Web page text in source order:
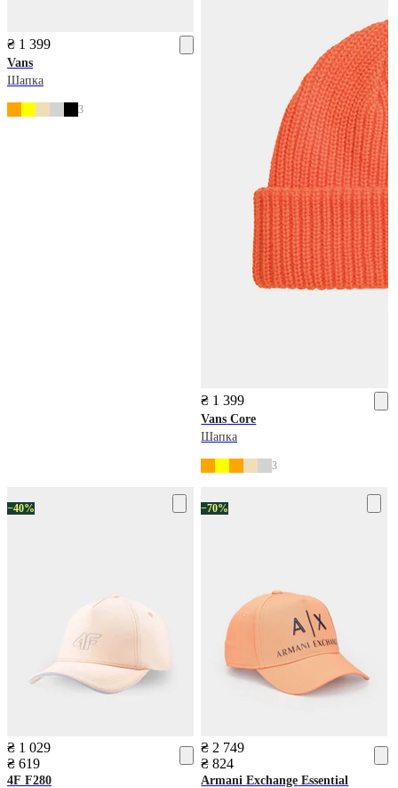
₴ 1 399
Vans
Шапка
3
₴ 1 399
Vans Core
Шапка
3
−40%
₴ 1 029
₴ 619
4F F280
−70%
₴ 2 749
₴ 824
Armani Exchange Essential